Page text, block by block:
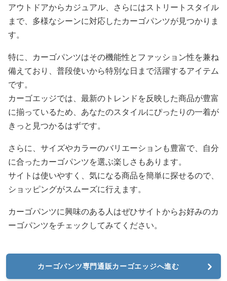
アウトドアからカジュアル、さらにはストリートスタイル
まで、多様なシーンに対応したカーゴパンツが見つかりま
す。
特に、カーゴパンツはその機能性とファッション性を兼ね
備えており、普段使いから特別な日まで活躍するアイテム
です。
カーゴエッジでは、最新のトレンドを反映した商品が豊富
に揃っているため、あなたのスタイルにぴったりの一着が
きっと見つかるはずです。
さらに、サイズやカラーのバリエーションも豊富で、自分
に合ったカーゴパンツを選ぶ楽しさもあります。
サイトは使いやすく、気になる商品を簡単に探せるので、
ショッピングがスムーズに行えます。
カーゴパンツに興味のある人はぜひサイトからお好みのカ
ーゴパンツをチェックしてみてください。
カーゴパンツ専門通販カーゴエッジへ進む